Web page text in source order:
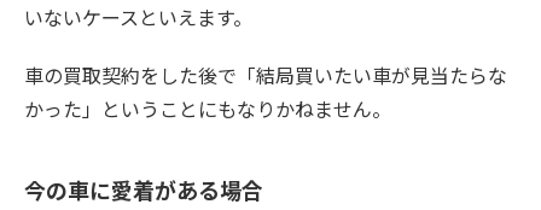
いないケースといえます。
車の買取契約をした後で「結局買いたい車が見当たらな
かった」ということにもなりかねません。
今の車に愛着がある場合